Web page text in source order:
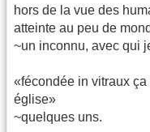
hors de la vue des
atteinte au peu de
~un inconnu, avec qui
«fécondée in vitraux
église»
~quelques uns.